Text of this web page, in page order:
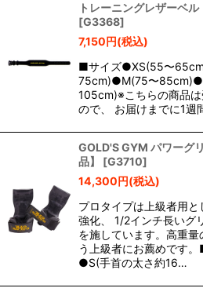
絞り込む
トレーニングレザーベル
[G3368]
7,150円(税込)
■サイズ●XS(55〜
75cm)●M(75〜
105cm)※こちらの商品
ので、 お届けまでに1週
GOLD'S GYM パワーグ
品】
[G3710]
14,300円(税込)
プロタイプは上級者用
強化、 1/2インチ長いグ
を施しています。高重
う上級者にお薦めです
●S(手首の太さ約16…